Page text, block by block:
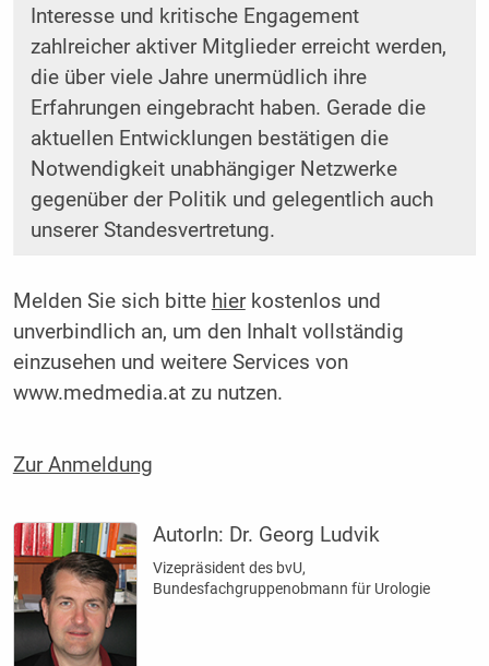
Interesse und kritische Engagement
zahlreicher aktiver Mitglieder erreicht werden,
die über viele Jahre unermüdlich ihre
Erfahrungen eingebracht haben. Gerade die
aktuellen Entwicklungen bestätigen die
Notwendigkeit unabhängiger Netzwerke
gegenüber der Politik und gelegentlich auch
unserer Standesvertretung.
Melden Sie sich bitte hierkostenlos und
unverbindlich an, um den Inhalt vollständig
einzusehen und weitere Services von
www.medmedia.at zu nutzen.
Zur Anmeldung
AutorIn: Dr. Georg Ludvik
Vizepräsident des bvU,
Bundesfachgruppenobmann für Urologie